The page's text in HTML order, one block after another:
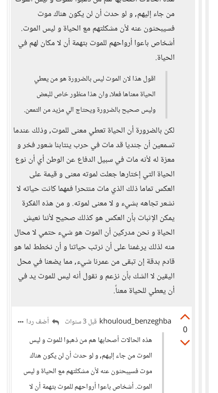
من جاء إليهم, و لو حدث أن لن يكون هناك موت
فسيبحثون عنه لأن مشكلتهم مع الحياة و ليس الموت.
أشخاص باعوا أرواحهم للموت بتهمة أن لا مكان لهم في
الحياة.
اقول هذا لان الموت ليس بالضرورة هو من يعطي
الحياة معناها فعلا، وان هذا منظور خاص للبعض
وليس صحيح بالضرورة ويحتاج الي مزيد من التمعن.
لكن بالضرورة أن الحياة تعطي معنى للموت, وذلك عندما
تسمعين أن جنديا قد مات في حرب ينتابنا شعور فخر و
معزة له لأنه مات في سبيل الدفاع عن الوطن أي أن نوع
الحياة التي إختارها جعلت لموته معنى و قيمة على
العكس تماما ذلك الذي مات منتحرا فمهما كانت حياته لا
نشعر تجاهه بشيء و لا معنى لموته. و من هذه الفكرة
يمكن الإثبات بأن العكس هو كذلك صحيح لأننا نعيش
الحياة و نحن مدركين أن الموت هو شيء حتمي لا محال
منه لذلك يرغمنا على أن نرتب حياتنا و أن نخطط لما هو
قادم بدقة إن تبقى من عمرنا شيء, مما يضعنا في محل
اليقين لا الشك بأن نزعم و نقول أنه ليس للموت يد في
أن يعطي للحياة معناً.
0
khouloud_benzeghba قبل 3 سنوات
أضف ردا
هذه الحالات أصحابها هم من ذهبوا للموت و ليس
الموت من جاء إليهم, و لو حدث أن لن يكون هناك
موت فسيبحثون عنه لأن مشكلتهم مع الحياة و ليس
الموت. أشخاص باعوا أرواحهم للموت بتهمة أن لا